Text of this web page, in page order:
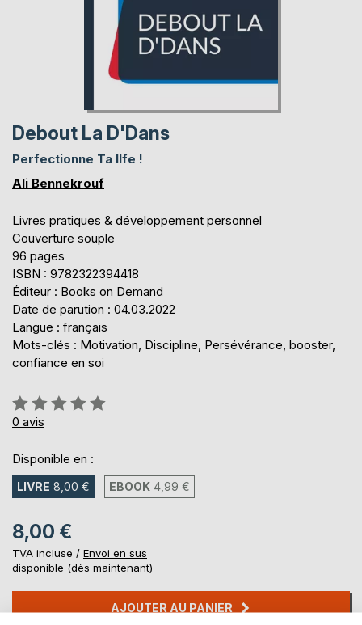
Debout La D'Dans
Perfectionne Ta lIfe !
Ali Bennekrouf
Livres pratiques & développement personnel
Couverture souple
96 pages
ISBN : 9782322394418
Éditeur : Books on Demand
Date de parution : 04.03.2022
Langue : français
Mots-clés : Motivation, Discipline, Persévérance, booster,
confiance en soi
Évaluation:
0%
0 avis
Disponible en :
LIVRE 8,00 € EBOOK 4,99 €
8,00 €
TVA incluse / Envoi en sus
disponible (dès maintenant)
AJOUTER AU PANIER